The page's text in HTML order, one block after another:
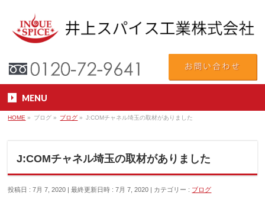
MENU
HOME » ブログ » ブログ » J:COMチャネル埼玉の取材がありました
J:COMチャネル埼玉の取材がありました
投稿日 : 7月 7, 2020 最終更新日時 : 7月 7, 2020 カテゴリー : ブログ